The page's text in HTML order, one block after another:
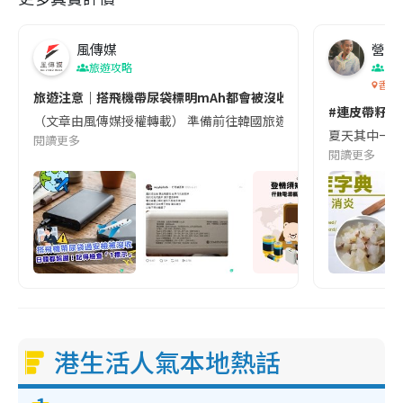
風傳媒
旅遊攻略
旅遊注意｜搭飛機帶尿袋標明mAh都會被沒收😱出發前切記檢查
（文章由風傳媒授權轉載） 準備前往韓國旅遊的民眾，近期要
閱讀更多
營養
香港
#連皮帶籽
夏天其中一
閱讀更多
港生活人氣本地熱話